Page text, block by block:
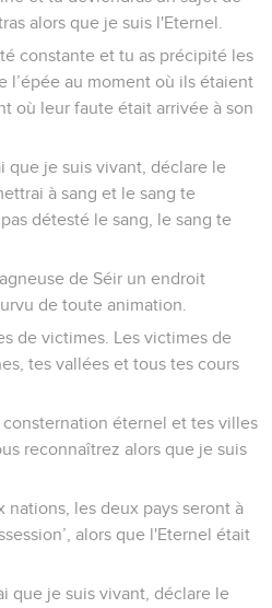
alors que je suis l'Eternel.
constante et tu as précipité les
l’épée au moment où ils étaient
où leur faute était arrivée à son
que je suis vivant, déclare le
à sang et le sang te
détesté le sang, le sang te
de Séir un endroit
de toute animation.
de victimes. Les victimes de
tes vallées et tous tes cours
éternel et tes villes
reconnaîtrez alors que je suis
nations, les deux pays seront à
alors que l'Eternel était
que je suis vivant, déclare le